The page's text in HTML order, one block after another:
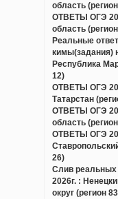
область
ОТВЕТЫ ОГЭ
область
Реальные
кимы(задания)
Республика
12)
ОТВЕТЫ ОГЭ
Татарстан
ОТВЕТЫ ОГЭ
область
ОТВЕТЫ ОГЭ
26)
Слив реальных
2026г. :
округ (регион